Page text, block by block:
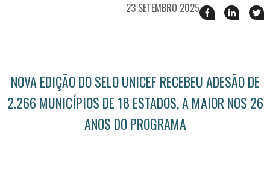
23 SETEMBRO 2025 Compartilhar
esse
no
esse
no
NOVA EDIÇÃO DO SELO UNICEF RECEBEU ADESÃO DE
2.266 MUNICÍPIOS DE 18 ESTADOS, A MAIOR NOS 26
ANOS DO PROGRAMA